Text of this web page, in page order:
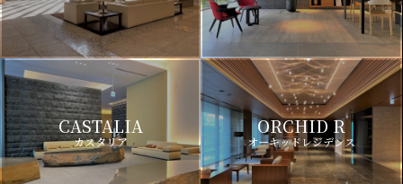
CASTALIA
カスタリア
ORCHID R
オーキッドレジデンス